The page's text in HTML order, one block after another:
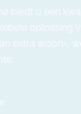
biedt u een
oplossing
extra woon-,